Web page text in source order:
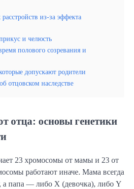
из-за эффекта
и челюсть
полового созревания и
допускают родители
отцовском наследстве
отца: основы генетики
23 хромосомы от мамы и 23 от
работают иначе. Мама всегда
а папа — либо X (девочка), либо Y